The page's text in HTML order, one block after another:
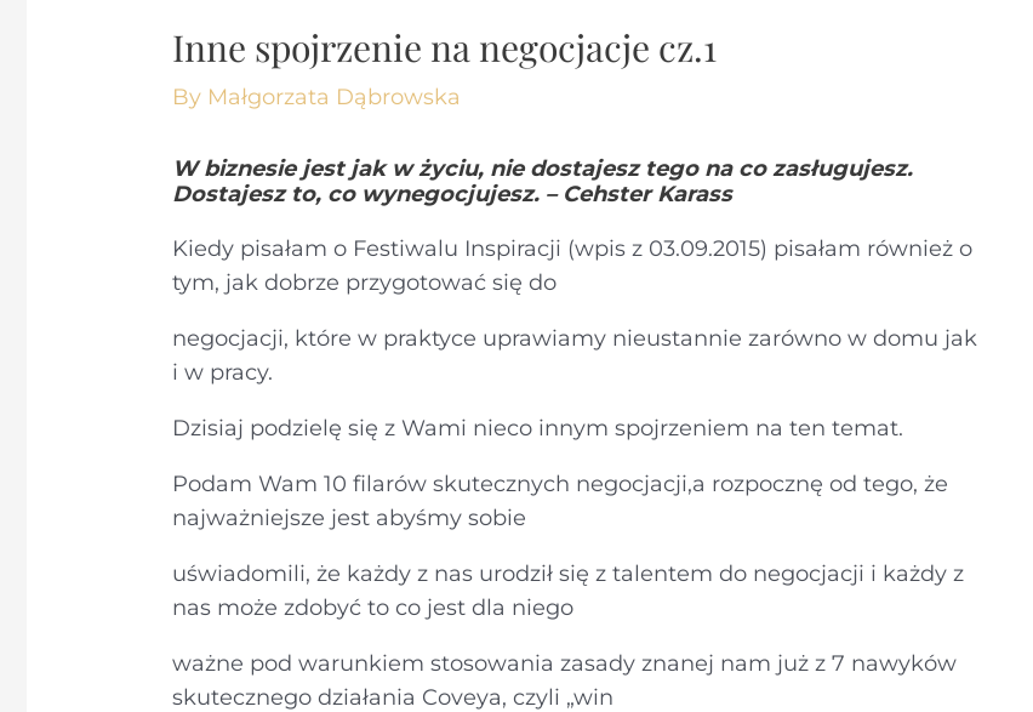
Inne spojrzenie na negocjacje cz.1
By Małgorzata Dąbrowska
W biznesie jest jak w życiu, nie dostajesz tego na co zasługujesz.
Dostajesz to, co wynegocjujesz. – Cehster Karass
Kiedy pisałam o Festiwalu Inspiracji (wpis z 03.09.2015) pisałam również o
tym, jak dobrze przygotować się do
negocjacji, które w praktyce uprawiamy nieustannie zarówno w domu jak
i w pracy.
Dzisiaj podzielę się z Wami nieco innym spojrzeniem na ten temat.
Podam Wam 10 filarów skutecznych negocjacji,a rozpocznę od tego, że
najważniejsze jest abyśmy sobie
uświadomili, że każdy z nas urodził się z talentem do negocjacji i każdy z
nas może zdobyć to co jest dla niego
ważne pod warunkiem stosowania zasady znanej nam już z 7 nawyków
skutecznego działania Coveya, czyli „win